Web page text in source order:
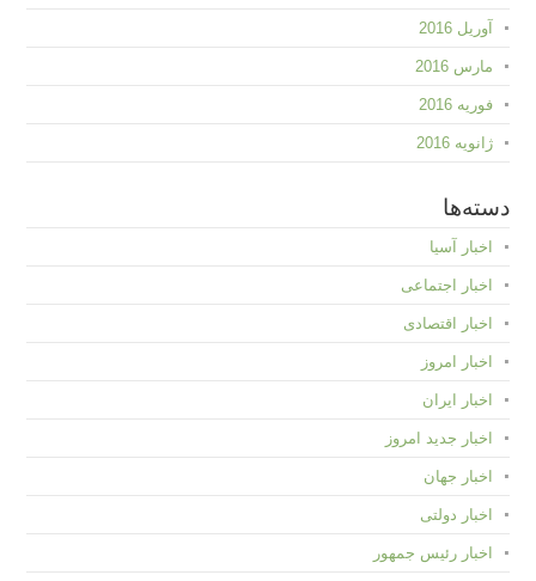
آوریل 2016
مارس 2016
فوریه 2016
ژانویه 2016
دسته‌ها
اخبار آسیا
اخبار اجتماعی
اخبار اقتصادی
اخبار امروز
اخبار ایران
اخبار جدید امروز
اخبار جهان
اخبار دولتی
اخبار رئیس جمهور